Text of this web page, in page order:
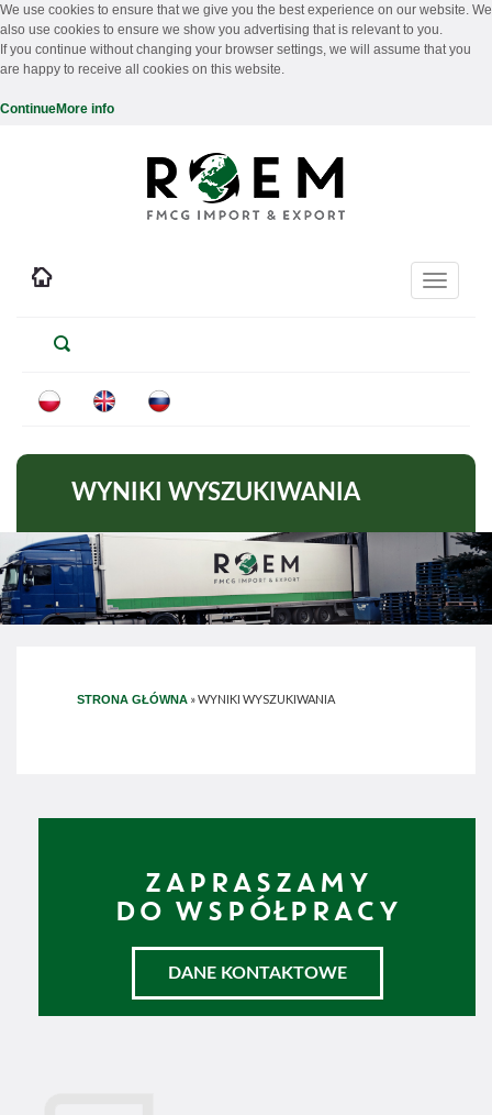
We use cookies to ensure that we give you the best experience on our website. We
also use cookies to ensure we show you advertising that is relevant to you.
If you continue without changing your browser settings, we will assume that you
are happy to receive all cookies on this website.
ContinueMore info
Toggle
WYNIKI WYSZUKIWANIA
STRONA GŁÓWNA »WYNIKI WYSZUKIWANIA
ZAPRASZAMY
DO WSPÓŁPRACY
DANE KONTAKTOWE